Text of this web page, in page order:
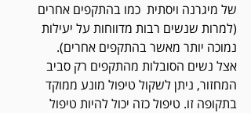
של מיגרנה ויסתית  כמו בהתקפים אחרים
(למרות שנשים רבות מדווחות על יעילות
נמוכה יותר מאשר בהתקפים אחרים).
אצל נשים הסובלות מהתקפים רק סביב
המחזור, ניתן לשקול טיפול מונע ממוקד
בתקופה זו. טיפול כזה יכול להיות טיפול